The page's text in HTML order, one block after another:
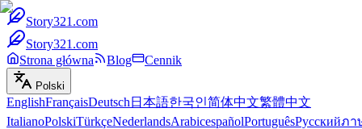
Story321.com
Story321.com
Strona główna
Blog Cennik
Polski
EnglishFrançaisDeutsch 日本語한국인简体中文繁體中文
ItalianoPolskiTürkçeNederlandsArabicespañolPortuguêsРусскийภา